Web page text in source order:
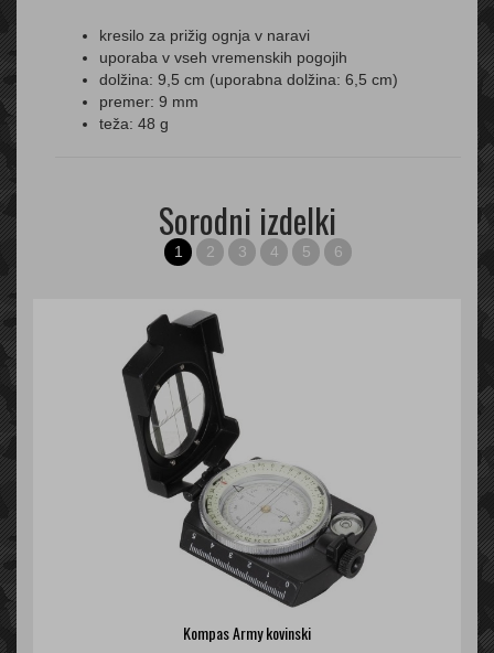
kresilo za prižig ognja v naravi
uporaba v vseh vremenskih pogojih
dolžina: 9,5 cm (uporabna dolžina: 6,5 cm)
premer: 9 mm
teža: 48 g
Sorodni izdelki
1 2 3 4 5 6
Kompas Army kovinski